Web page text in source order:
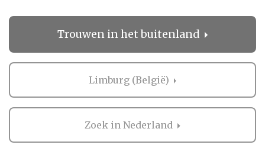
bijzondere locaties maken je trouwdag
onvergetelijk.
bruiloft met een kleinere groep, wat het
persoonlijker maakt.
Trouwen in het buitenland
Limburg (België)
Zoek in Nederland